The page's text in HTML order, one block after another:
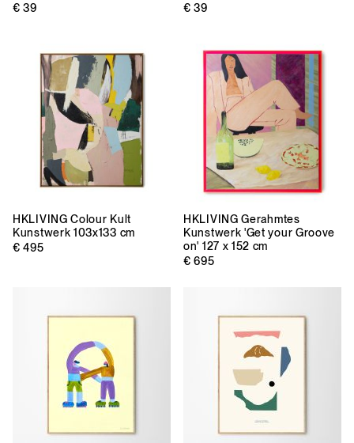
€ 39
€ 39
HKLIVING Colour Kult
Kunstwerk 103x133 cm
€ 495
HKLIVING Gerahmtes
Kunstwerk 'Get your Groove
on' 127 x 152 cm
€ 695